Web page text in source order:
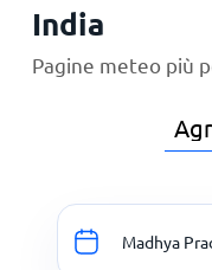
India
Pagine meteo più
Madhya